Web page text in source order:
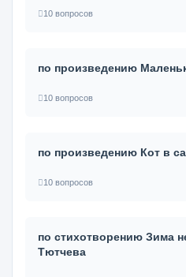
10 вопросов
по произведению
10 вопросов
по произведению Кот в
10 вопросов
по стихотворению Зима
Тютчева